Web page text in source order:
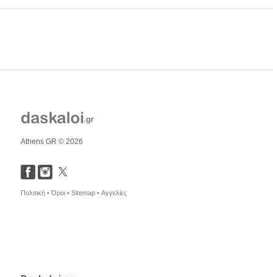
Athens GR © 2026
Πολιτική •Όροι • Sitemap • Αγγελίες